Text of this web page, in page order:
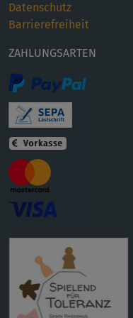
Datenschutz
Barrierefreiheit
ZAHLUNGSARTEN